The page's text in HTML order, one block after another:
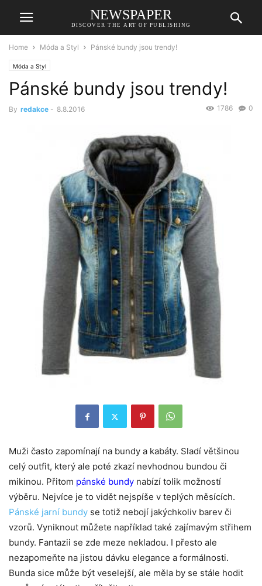
NEWSPAPER
DISCOVER THE ART OF PUBLISHING
Home Móda a Styl Pánské bundy jsou trendy!
Móda a Styl
Pánské bundy jsou trendy!
By redakce - 8.8.2016 0
1786
Muži často zapomínají na bundy a kabáty. Sladí většinou
celý outfit, který ale poté zkazí nevhodnou bundou či
mikinou. Přitom pánské bundy nabízí tolik možností
výběru. Nejvíce je to vidět nejspíše v teplých měsících.
Pánské jarní bundy se totiž nebojí jakýchkoliv barev či
vzorů. Vyniknout můžete například také zajímavým střihem
bundy. Fantazii se zde meze nekladou. I přesto ale
nezapomeňte na jistou dávku elegance a formálnosti.
Bunda sice může být veselejší, ale měla by se stále hodit